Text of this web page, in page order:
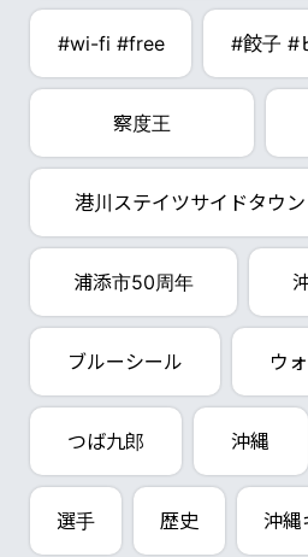
#wi-fi #free #餃子 #
察度王
港川ステイツサイドタウ
浦添市50周年
ブルーシール ウ
つば九郎 沖縄
選手 歴史 沖縄